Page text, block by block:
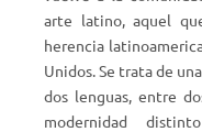
arte latino, aquel
herencia
Unidos. Se trata de
dos lenguas, entre
modernidad